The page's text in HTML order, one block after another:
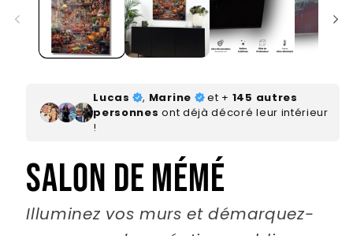
fenêtre
modale
Lucas , Marine et + 145 autres
personnesont déjà décoré leur intérieur
!
Salon de mémé
Illuminez vos murs et démarquez-